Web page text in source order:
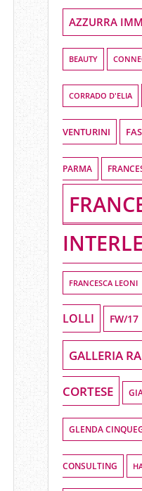
AZZURRA
BEAUTY
CORRADO D'ELIA
VENTURINI
PARMA
FRANCESCA LEONI
LOLLI FW/17
GALLERIA
CORTESE
GLENDA
CONSULTING